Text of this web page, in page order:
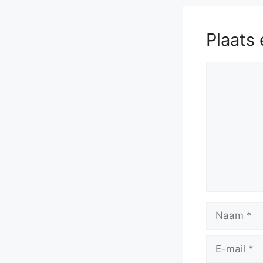
65.
Plaats
mail